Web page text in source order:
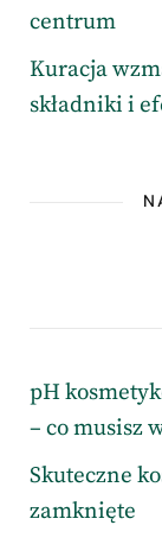
centrum
Kuracja
składniki i
pH
– co musisz
Skuteczne
zamknięte